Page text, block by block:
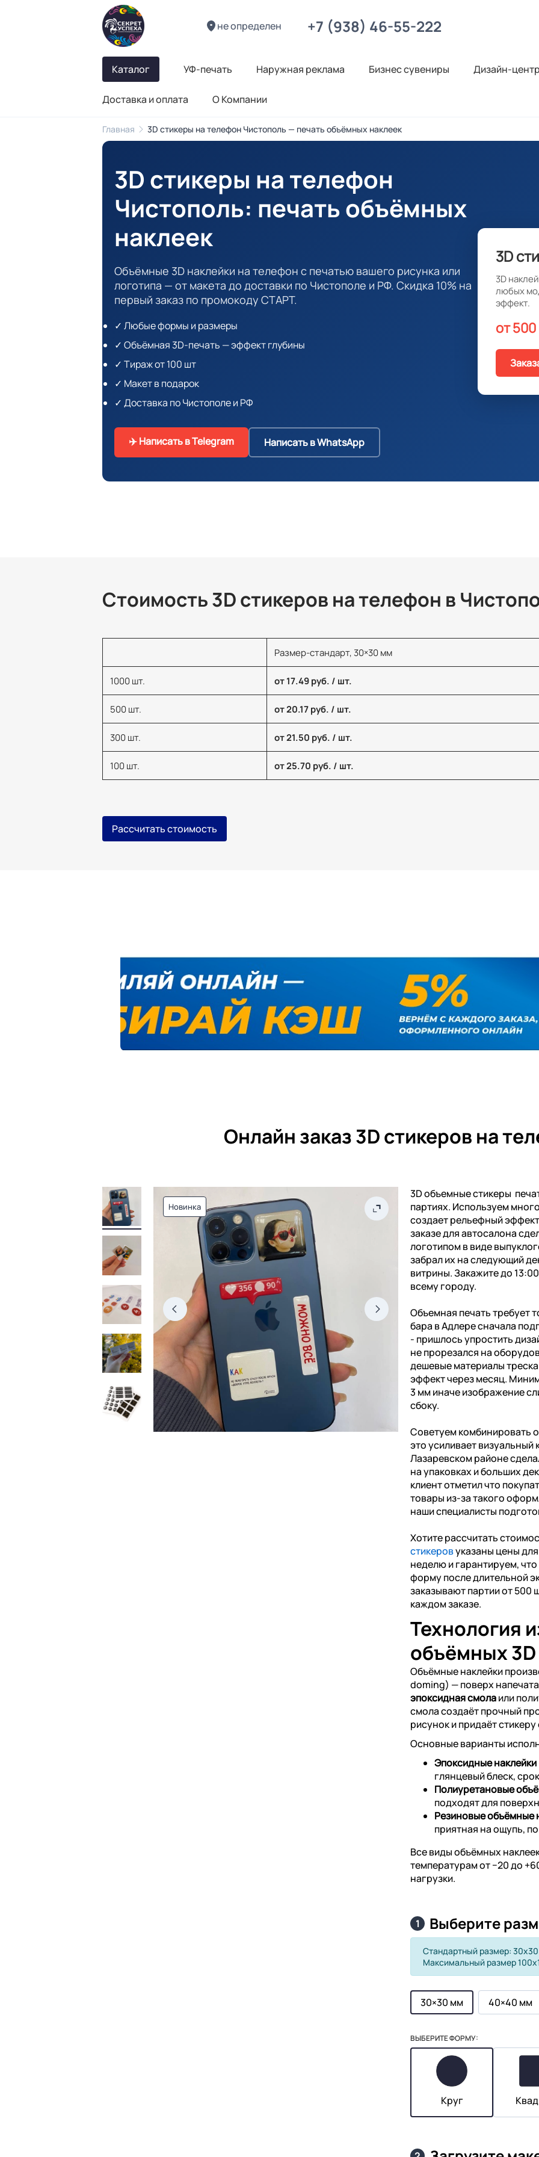
не определен +7 (938) 46-55-222
Каталог УФ-печать Наружная реклама Бизнес сувениры Дизайн-
Доставка и оплата О Компании
Главная 3D стикеры на телефон Чистополь — печать объёмных наклеек
3D стикеры на телефон
Чистополь: печать объёмных
наклеек
Объёмные 3D наклейки на телефон с печатью вашего рисунка или
логотипа — от макета до доставки по Чистополе и РФ. Скидка 10% на
первый заказ по промокоду СТАРТ.
✓ Любые формы и размеры
✓ Объёмная 3D-печать — эффект глубины
✓ Тираж от 100 шт
✓ Макет в подарок
✓ Доставка по Чистополе и РФ
✈️ Написать в Telegram Написать в WhatsApp
3D
3D
любых
эффект.
от
Стоимость 3D стикеров на телефон в
Размер-стандарт, 30×30 мм
1000 шт. от 17.49 руб. / шт.
500 шт. от 20.17 руб. / шт.
300 шт. от 21.50 руб. / шт.
100 шт. от 25.70 руб. / шт.
Рассчитать стоимость
Онлайн заказ 3D стикеров на
Новинка
3D объемные стикеры
партиях. Используем
создает рельефный
заказе для автосалона
логотипом в виде
забрал их на следующий
витрины. Закажите до
всему городу.
Объемная печать требует
бара в Адлере сначала
- пришлось упростить
не прорезался на
дешевые материалы
эффект через месяц.
3 мм иначе изображение
сбоку.
Советуем комбинировать
это усиливает
Лазаревском районе
на упаковках и больших
клиент отметил что
товары из-за такого
наши специалисты
Хотите рассчитать
стикеровуказаны цены
неделю и гарантируем,
форму после длительной
заказывают партии от 500
каждом заказе.
Технология
объёмных
Объёмные наклейки
doming) — поверх
эпоксидная смолаили
смола создаёт прочный
рисунок и придаёт
Основные варианты
Эпоксидные наклейки
глянцевый блеск,
Полиуретановые
подходят для
Резиновые объёмные
приятная на ощупь,
Все виды объёмных
температурам от −20 до
нагрузки.
1 Выберите
Стандартный размер:
Максимальный размер
30×30 мм 40×40 мм
ВЫБЕРИТЕ ФОРМУ:
Круг